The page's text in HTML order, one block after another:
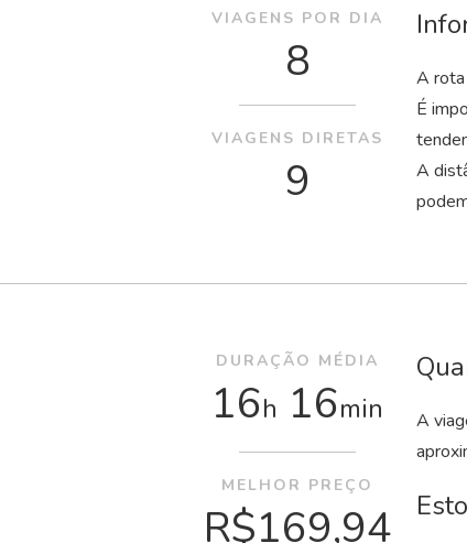
A rota
É
A
VIAGENS POR DIA
8
VIAGENS DIRETAS
9
A
DURAÇÃO MÉDIA
16h 16min
MELHOR PREÇO
R$169,94